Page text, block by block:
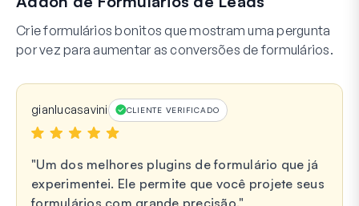
Crie formulários bonitos que mostram uma pergunta
por vez para aumentar as conversões de formulários.
gianlucasavini CLIENTE VERIFICADO
Um dos melhores plugins de formulário que já
experimentei. Ele permite que você projete seus
formulários com grande precisão.